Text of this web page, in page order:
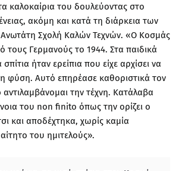
καλοκαίρια του δουλεύοντας στο
ακόμη και κατά τη διάρκεια των
Σχολή Καλών Τεχνών. «Ο Κοσμάς
τους Γερμανούς το 1944. Στα παιδικά
ήταν ερείπια που είχε αρχίσει να
φύση. Αυτό επηρέασε καθοριστικά τον
την τέχνη. Κατάλαβα
του non finito όπως την ορίζει ο
και αποδέχτηκα, χωρίς καμία
του ημιτελούς».